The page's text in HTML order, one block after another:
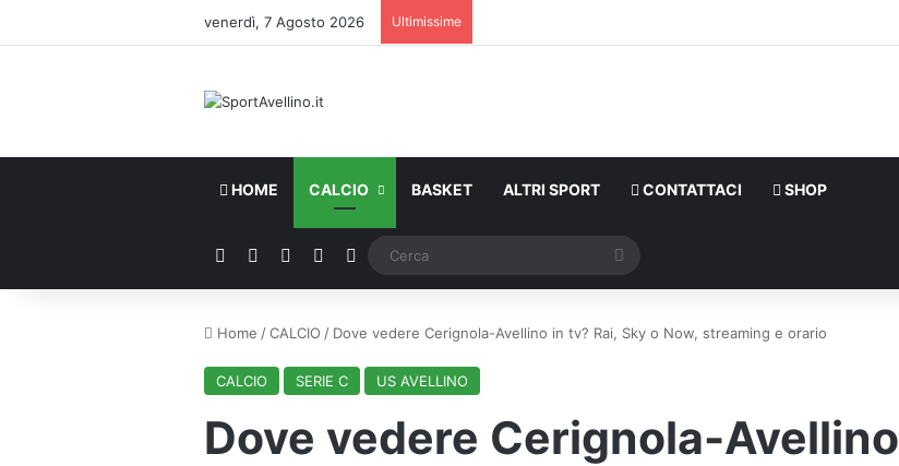
venerdì, 7 Agosto 2026 Ultimissime
HOME CALCIO BASKET ALTRI SPORT CONTATTACI SHOP
Facebook You TubeInstagram
WhatsApp Cerca
Home /CALCIO / Dove vedere Cerignola-Avellino in tv? Rai, Sky o Now, streaming e orario
CALCIO SERIE C US AVELLINO
Dove vedere Cerignola-Avellino